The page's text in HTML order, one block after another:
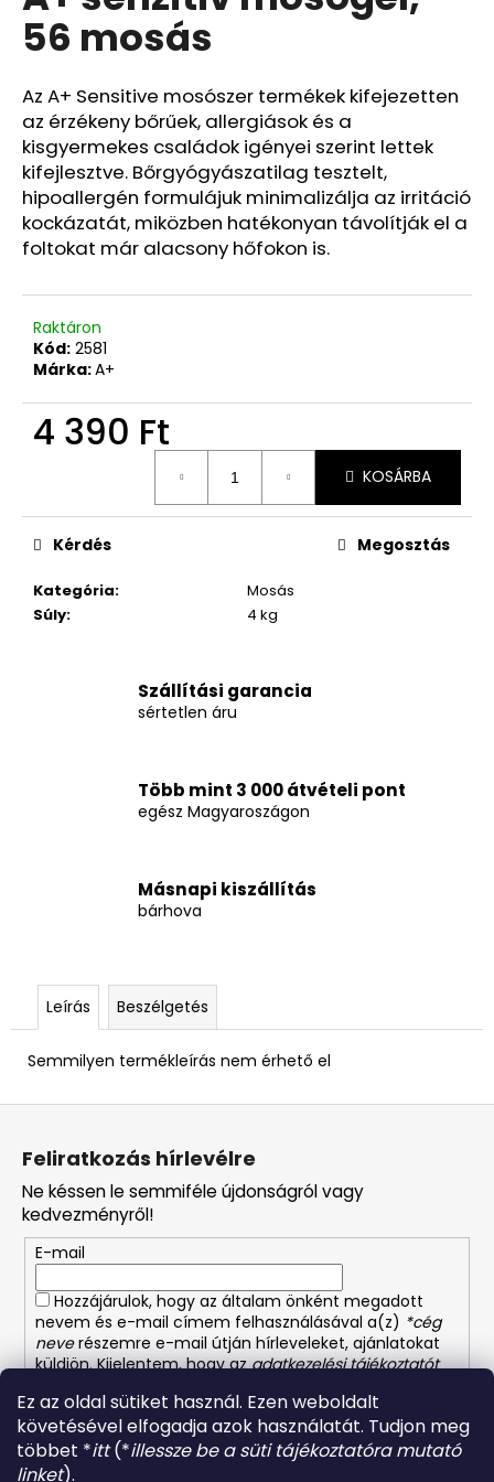
Ez az oldal sütiket használ. Ezen weboldalt
követésével elfogadja azok használatát. Tudjon meg
többet *itt(*illessze be a süti tájékoztatóra mutató
linket).
5-
ből
csillag.
56 mosás
Az A+ Sensitive mosószer termékek kifejezetten
az érzékeny bőrűek, allergiások és a
kisgyermekes családok igényei szerint lettek
kifejlesztve. Bőrgyógyászatilag tesztelt,
hipoallergén formulájuk minimalizálja az irritáció
kockázatát, miközben hatékonyan távolítják el a
foltokat már alacsony hőfokon is.
Raktáron
Kód: 2581
Márka:A+
4 390 Ft
KOSÁRBA
Kategória:
Mosás
Súly: 4 kg
Kérdés Megosztás
Szállítási garancia
sértetlen áru
Több mint 3 000 átvételi pont
egész Magyaroszágon
Másnapi kiszállítás
bárhova
Leírás Beszélgetés
Semmilyen termékleírás nem érhető el
L
Feliratkozás hírlevélre
Ne késsen le semmiféle újdonságról vagy
kedvezményről!
E-mail
Hozzájárulok, hogy az általam önként megadott
nevem és e-mail címem felhasználásával a(z) *cég
neverészemre e-mail útján hírleveleket, ajánlatokat
küldjön. Kijelentem, hogy azadatkezelési tájékoztatót
bármikor visszavonhatom.
FELIRATKOZÁS